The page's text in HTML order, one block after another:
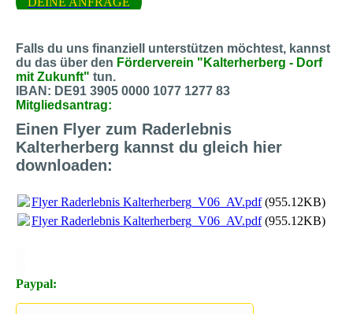
Falls du uns finanziell unterstützen möchtest, kannst
du das über den Förderverein "Kalterherberg - Dorf
mit Zukunft" tun.
IBAN: DE91 3905 0000 1077 1277 83
Mitgliedsantrag:
Einen Flyer zum Raderlebnis
Kalterherberg kannst du gleich hier
downloaden:
Flyer Raderlebnis Kalterherberg_V06_AV.pdf(955.12KB)
Flyer Raderlebnis Kalterherberg_V06_AV.pdf(955.12KB)
Paypal: